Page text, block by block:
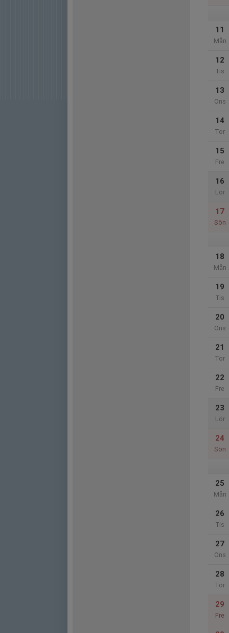
11
Mån
12
Tis
13
Ons
14
Tor
15
Fre
16
Lör
17
Sön
18
Mån
19
Tis
20
Ons
21
Tor
22
Fre
23
Lör
24
Sön
25
Mån
26
Tis
27
Ons
28
Tor
29
Fre